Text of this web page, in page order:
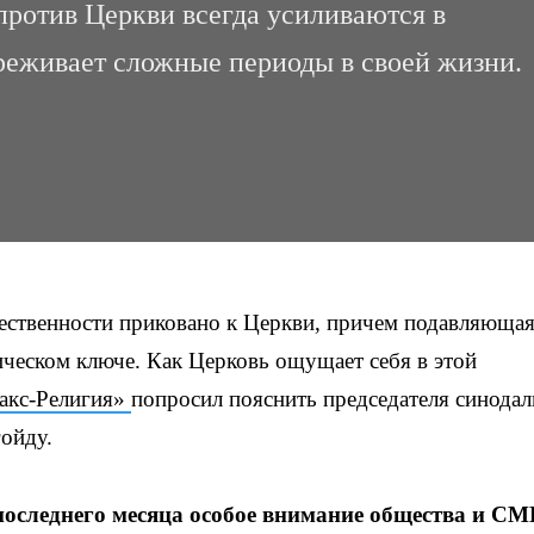
Церкви всегда усиливаются в
сложные периоды в своей жизни.
приковано к Церкви, причем подавляющая
ключе. Как Церковь ощущает себя в этой
Религия» попросил пояснить председателя
месяца особое внимание общества и